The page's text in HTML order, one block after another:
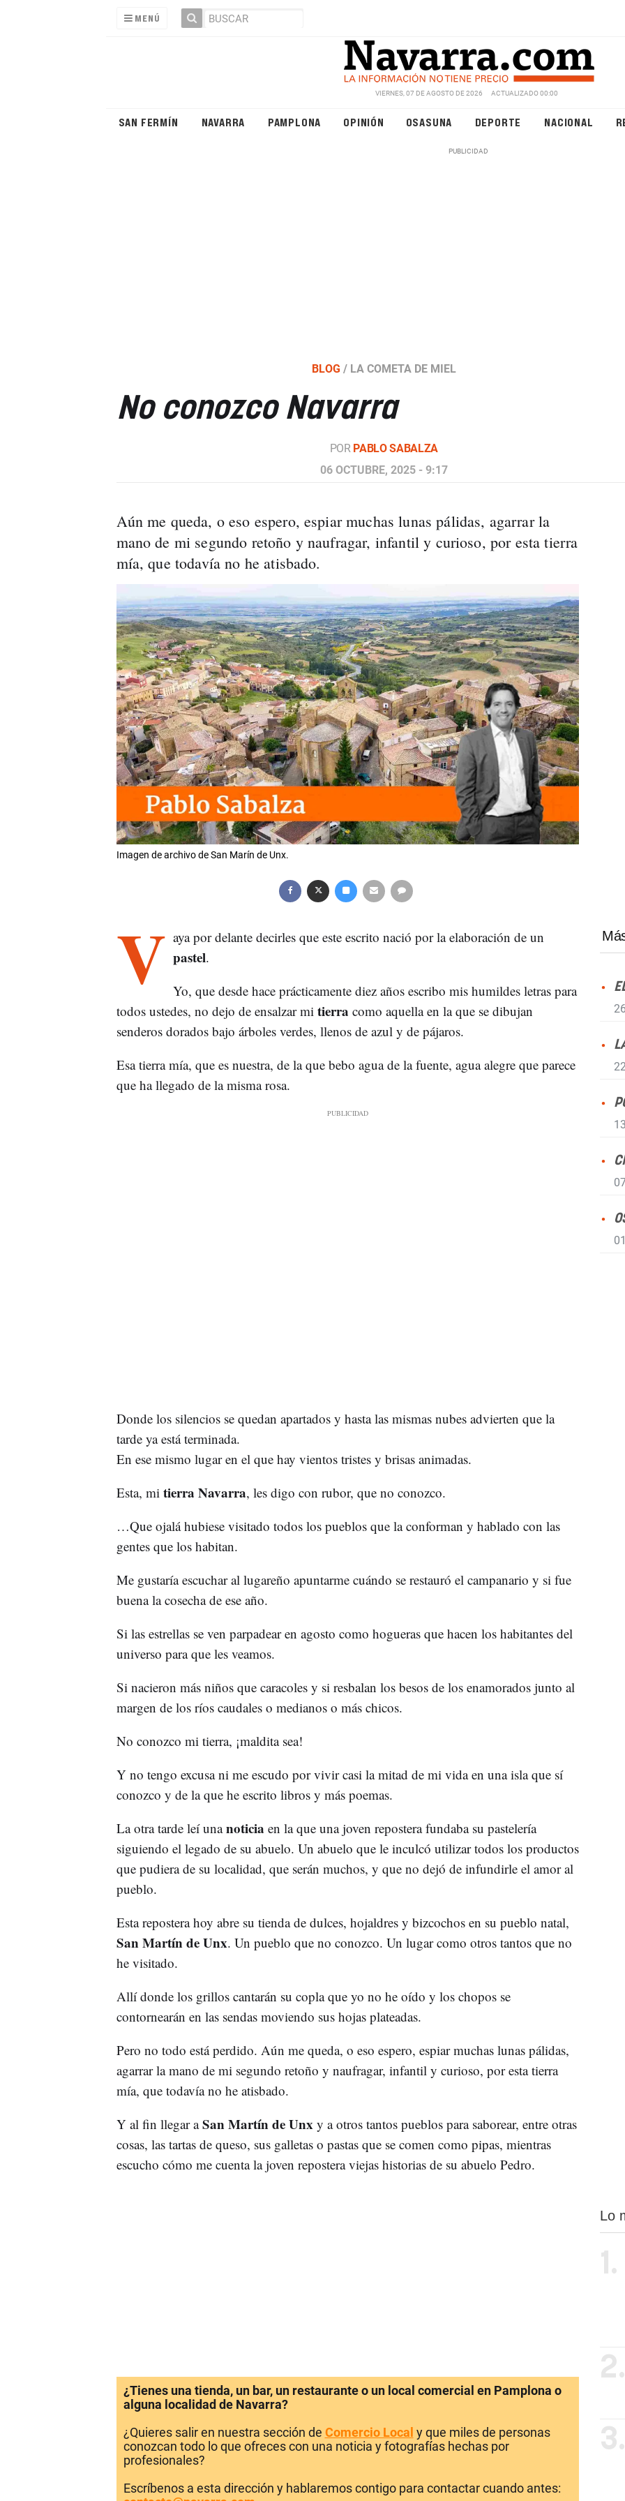
MENÚ
VIERNES, 07 DE AGOSTO DE 2026 ACTUALIZADO 00:00
SAN FERMÍN NAVARRA PAMPLONA OPINIÓN OSASUNA DEPORTE NACIONAL
BLOG / LA COMETA DE MIEL
No conozco Navarra
POR PABLO SABALZA
06 OCTUBRE, 2025 - 9:17
Aún me queda, o eso espero, espiar muchas lunas pálidas, agarrar la
mano de mi segundo retoño y naufragar, infantil y curioso, por esta tierra
mía, que todavía no he atisbado.
Imagen de archivo de San Marín de Unx.
V aya por delante decirles que este escrito nació por la elaboración de un
pastel.
Yo, que desde hace prácticamente diez años escribo mis humildes letras para
todos ustedes, no dejo de ensalzar mi tierra como aquella en la que se dibujan
senderos dorados bajo árboles verdes, llenos de azul y de pájaros.
Esa tierra mía, que es nuestra, de la que bebo agua de la fuente, agua alegre que parece
que ha llegado de la misma rosa.
Donde los silencios se quedan apartados y hasta las mismas nubes advierten que la
tarde ya está terminada.
En ese mismo lugar en el que hay vientos tristes y brisas animadas.
Esta, mi tierra Navarra, les digo con rubor, que no conozco.
…Que ojalá hubiese visitado todos los pueblos que la conforman y hablado con las
gentes que los habitan.
Me gustaría escuchar al lugareño apuntarme cuándo se restauró el campanario y si fue
buena la cosecha de ese año.
Si las estrellas se ven parpadear en agosto como hogueras que hacen los habitantes del
universo para que les veamos.
Si nacieron más niños que caracoles y si resbalan los besos de los enamorados junto al
margen de los ríos caudales o medianos o más chicos.
No conozco mi tierra, ¡maldita sea!
Y no tengo excusa ni me escudo por vivir casi la mitad de mi vida en una isla que sí
conozco y de la que he escrito libros y más poemas.
La otra tarde leí unanoticia en la que una joven repostera fundaba su pastelería
siguiendo el legado de su abuelo. Un abuelo que le inculcó utilizar todos los productos
que pudiera de su localidad, que serán muchos, y que no dejó de infundirle el amor al
pueblo.
Esta repostera hoy abre su tienda de dulces, hojaldres y bizcochos en su pueblo natal,
San Martín de Unx. Un pueblo que no conozco. Un lugar como otros tantos que no
he visitado.
Allí donde los grillos cantarán su copla que yo no he oído y los chopos se
contornearán en las sendas moviendo sus hojas plateadas.
Pero no todo está perdido. Aún me queda, o eso espero, espiar muchas lunas pálidas,
agarrar la mano de mi segundo retoño y naufragar, infantil y curioso, por esta tierra
mía, que todavía no he atisbado.
Y al fin llegar aSan Martín de Unx y a otros tantos pueblos para saborear, entre otras
cosas, las tartas de queso, sus galletas o pastas que se comen como pipas, mientras
escucho cómo me cuenta la joven repostera viejas historias de su abuelo Pedro.
¿Tienes una tienda, un bar, un restaurante o un local comercial en Pamplona o
alguna localidad de Navarra?
¿Quieres salir en nuestra sección de Comercio Local y que miles de personas
conozcan todo lo que ofreces con una noticia y fotografías hechas por
profesionales?
Escríbenos a esta dirección y hablaremos contigo para contactar cuando antes:
Lo
1.
2.
3.